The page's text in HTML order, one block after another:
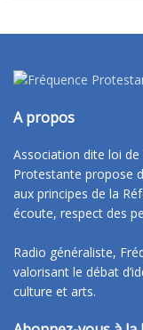
A propos
Association dite loi
Protestante propose
aux principes de la
écoute, respect des
Radio généraliste,
valorisant le débat
culture et arts.